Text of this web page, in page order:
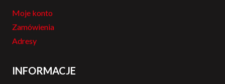
Moje konto
Zamówienia
Adresy
INFORMACJE